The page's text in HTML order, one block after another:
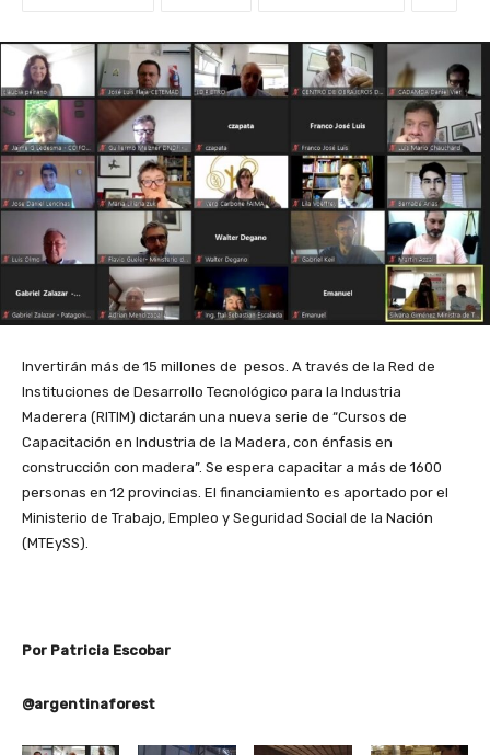
Invertirán más de 15 millones de pesos. A través de la Red de
Instituciones de Desarrollo Tecnológico para la Industria
Maderera (RITIM) dictarán una nueva serie de “Cursos de
Capacitación en Industria de la Madera, con énfasis en
construcción con madera”. Se espera capacitar a más de 1600
personas en 12 provincias. El financiamiento es aportado por el
Ministerio de Trabajo, Empleo y Seguridad Social de la Nación
(MTEySS).
Por Patricia Escobar
@argentinaforest